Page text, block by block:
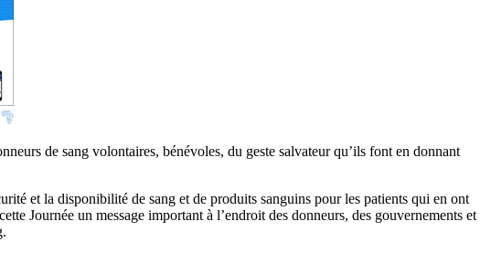
de sang volontaires, bénévoles, du geste salvateur qu’ils font en donnant
et la disponibilité de sang et de produits sanguins pour les patients qui en ont
Journée un message important à l’endroit des donneurs, des gouvernements et